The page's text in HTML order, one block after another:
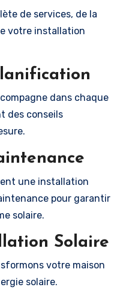
de services, de la
votre installation
dans chaque
des conseils
une installation
pour garantir
solaire.
Solaire
votre maison
solaire.